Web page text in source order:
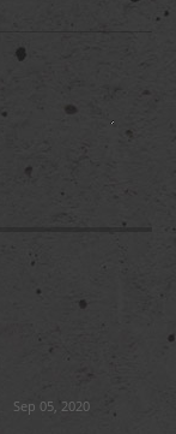
Sep 05, 2020